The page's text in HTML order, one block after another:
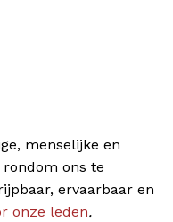
menselijke en
ons te
ervaarbaar en
onze leden.